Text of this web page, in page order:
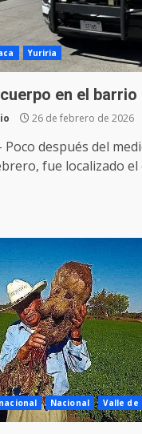
Yuriria
en el barrio
26 de febrero de 2026
Poco después del
fue localizado el
Nacional Valle de